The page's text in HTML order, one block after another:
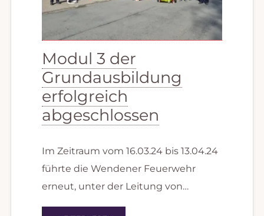
Modul 3 der
Grundausbildung
erfolgreich
abgeschlossen
Im Zeitraum vom 16.03.24 bis 13.04.24
führte die Wendener Feuerwehr
erneut, unter der Leitung von…